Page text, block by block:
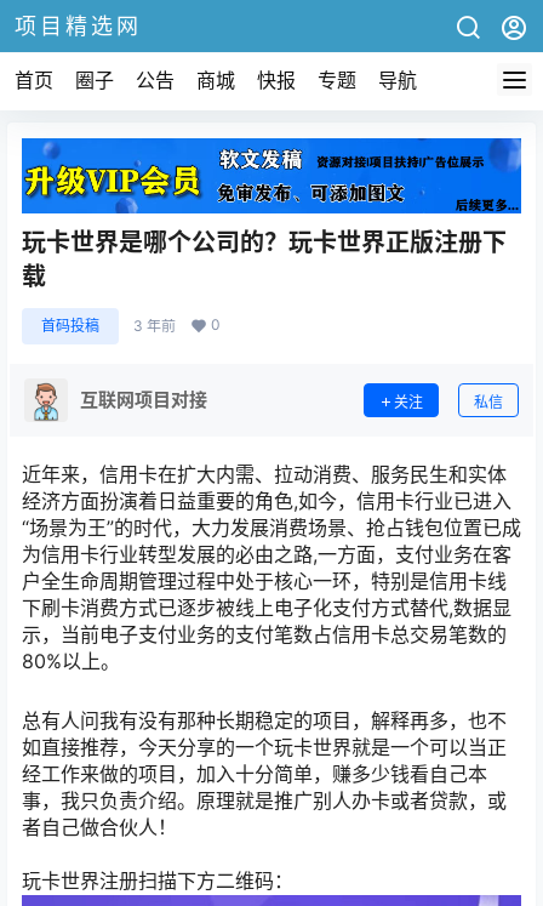
项目精选网
首页 圈子 公告 商城 快报 专题 导航
玩卡世界是哪个公司的？玩卡世界正版注册下
载
首码投稿 3 年前 0
互联网项目对接 关注 私信
近年来，信用卡在扩大内需、拉动消费、服务民生和实体
经济方面扮演着日益重要的角色,如今，信用卡行业已进入
“场景为王”的时代，大力发展消费场景、抢占钱包位置已成
为信用卡行业转型发展的必由之路,一方面，支付业务在客
户全生命周期管理过程中处于核心一环，特别是信用卡线
下刷卡消费方式已逐步被线上电子化支付方式替代,数据显
示，当前电子支付业务的支付笔数占信用卡总交易笔数的
80%以上。
总有人问我有没有那种长期稳定的项目，解释再多，也不
如直接推荐，今天分享的一个玩卡世界就是一个可以当正
经工作来做的项目，加入十分简单，赚多少钱看自己本
事，我只负责介绍。原理就是推广别人办卡或者贷款，或
者自己做合伙人！
玩卡世界注册扫描下方二维码：